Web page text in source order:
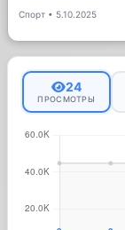
Спорт • 5.10.2025
24
ПРОСМОТРЫ